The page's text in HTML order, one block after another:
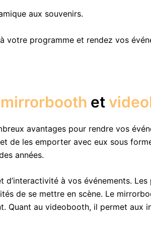
aux souvenirs.
programme et rendez vos
mirrorbooth et
avantages pour rendre vos
les emporter avec eux sous
années.
d’interactivité à vos événements.
de se mettre en scène. Le
Quant au videobooth, il permet aux